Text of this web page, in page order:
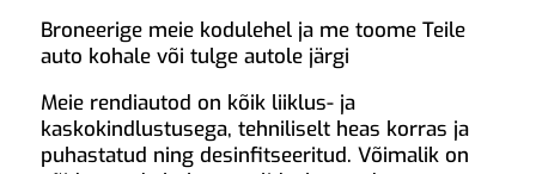
Broneerige meie kodulehel ja me toome Teile
auto kohale või tulge autole järgi
Meie rendiautod on kõik liiklus- ja
kaskokindlustusega, tehniliselt heas korras ja
puhastatud ning desinfitseeritud. Võimalik on